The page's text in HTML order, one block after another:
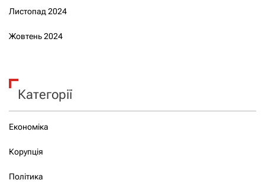
Листопад 2024
Жовтень 2024
Категорії
Економіка
Корупція
Політика